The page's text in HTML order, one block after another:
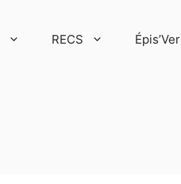
RECS